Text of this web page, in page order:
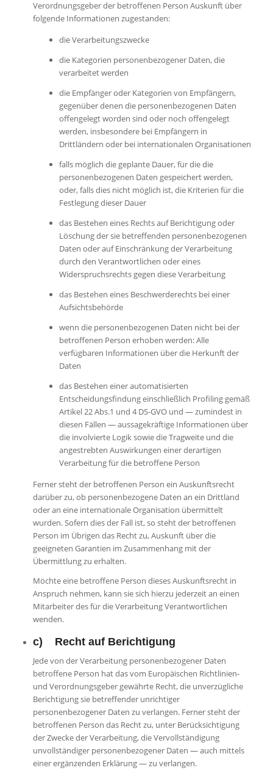
Verordnungsgeber der betroffenen Person Auskunft über
folgende Informationen zugestanden:
die Verarbeitungszwecke
die Kategorien personenbezogener Daten, die
verarbeitet werden
die Empfänger oder Kategorien von Empfängern,
gegenüber denen die personenbezogenen Daten
offengelegt worden sind oder noch offengelegt
werden, insbesondere bei Empfängern in
Drittländern oder bei internationalen Organisationen
falls möglich die geplante Dauer, für die die
personenbezogenen Daten gespeichert werden,
oder, falls dies nicht möglich ist, die Kriterien für die
Festlegung dieser Dauer
das Bestehen eines Rechts auf Berichtigung oder
Löschung der sie betreffenden personenbezogenen
Daten oder auf Einschränkung der Verarbeitung
durch den Verantwortlichen oder eines
Widerspruchsrechts gegen diese Verarbeitung
das Bestehen eines Beschwerderechts bei einer
Aufsichtsbehörde
wenn die personenbezogenen Daten nicht bei der
betroffenen Person erhoben werden: Alle
verfügbaren Informationen über die Herkunft der
Daten
das Bestehen einer automatisierten
Entscheidungsfindung einschließlich Profiling gemäß
Artikel 22 Abs.1 und 4 DS-GVO und — zumindest in
diesen Fällen — aussagekräftige Informationen über
die involvierte Logik sowie die Tragweite und die
angestrebten Auswirkungen einer derartigen
Verarbeitung für die betroffene Person
Ferner steht der betroffenen Person ein Auskunftsrecht
darüber zu, ob personenbezogene Daten an ein Drittland
oder an eine internationale Organisation übermittelt
wurden. Sofern dies der Fall ist, so steht der betroffenen
Person im Übrigen das Recht zu, Auskunft über die
geeigneten Garantien im Zusammenhang mit der
Übermittlung zu erhalten.
Möchte eine betroffene Person dieses Auskunftsrecht in
Anspruch nehmen, kann sie sich hierzu jederzeit an einen
Mitarbeiter des für die Verarbeitung Verantwortlichen
wenden.
c) Recht auf Berichtigung
Jede von der Verarbeitung personenbezogener Daten
betroffene Person hat das vom Europäischen Richtlinien-
und Verordnungsgeber gewährte Recht, die unverzügliche
Berichtigung sie betreffender unrichtiger
personenbezogener Daten zu verlangen. Ferner steht der
betroffenen Person das Recht zu, unter Berücksichtigung
der Zwecke der Verarbeitung, die Vervollständigung
unvollständiger personenbezogener Daten — auch mittels
einer ergänzenden Erklärung — zu verlangen.